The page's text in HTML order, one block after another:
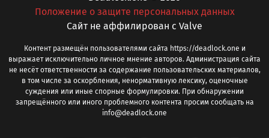
Положение о защите персональных данных
Cайт не аффилирован с Valve
Контент размещён пользователями сайта https://deadlock.one и
выражает исключительно личное мнение авторов. Администрация сайта
не несёт ответственности за содержание пользовательских материалов,
в том числе за оскорбления, ненормативную лексику, оценочные
суждения или иные спорные формулировки. При обнаружении
запрещённого или иного проблемного контента просим сообщать на
info@deadlock.one